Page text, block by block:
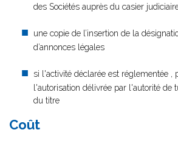
des Sociétés auprès du casier
une copie de l’insertion de la
d’annonces légales
si l'activité déclarée est réglementée ,
l'autorisation délivrée par l'autorité de
du titre
Coût